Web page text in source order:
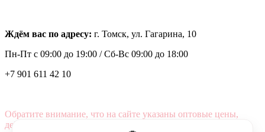
Ждём вас по адресу: г. Томск, ул. Гагарина, 10
Пн-Пт с 09:00 до 19:00 /Сб-Вс 09:00 до 18:00
+7 901 611 42 10
Обратите внимание, что на сайте указаны оптовые цены,
действующие при первом заказе от 3000 рублей.